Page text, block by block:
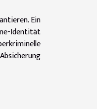
Ein
Identität